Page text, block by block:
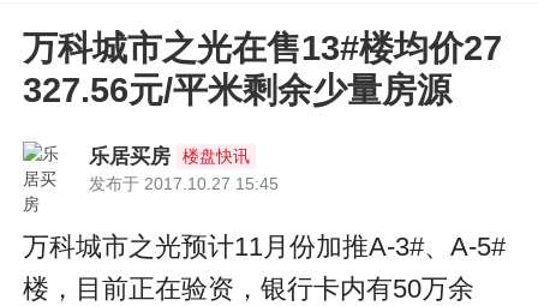
万科城市之光在售13#楼均价27
327.56元/平米剩余少量房源
乐居买房
楼盘快讯
发布于 2017.10.27 15:45
万科城市之光预计11月份加推A-3#、A-5#
楼，目前正在验资，银行卡内有50万余